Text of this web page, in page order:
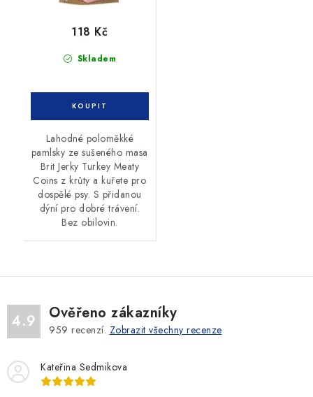
Skladem
118 Kč
Lahodné poloměkké
pamlsky ze sušeného masa
Brit Jerky Turkey Meaty
Coins z krůty a kuřete pro
dospělé psy. S přidanou
dýní pro dobré trávení.
Bez obilovin.
4.9 Ověřeno zákazníky
959 recenzí. Zobrazit všechny recenze
Kateřina Sedmikova